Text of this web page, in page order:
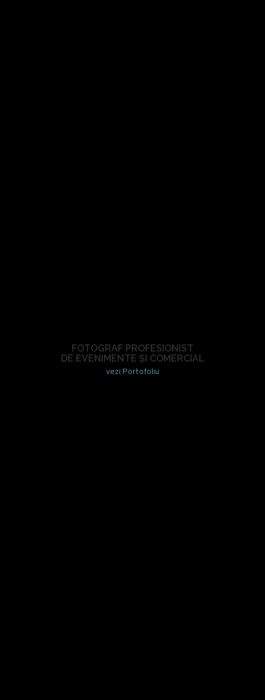
FOTOGRAF PROFESIONIST
DE EVENIMENTE ȘI COMERCIAL
vezi Portofoliu